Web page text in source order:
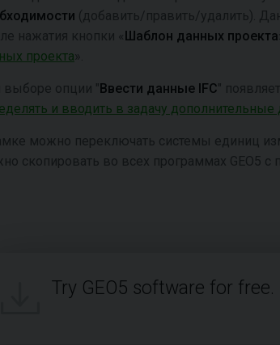
(добавить/править/удалить).
нажатия кнопки « Шаблон данных проекта
проекта ».
выборе опции "Ввести данные IFC"
и вводить в задачу дополнительные
можно переключать системы единиц
скопировать во всех программах GEO5
Try GEO5 software for free.